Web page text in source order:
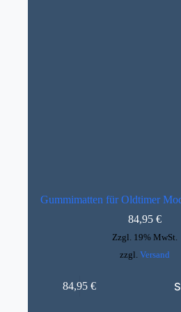
Gummimatten für Oldtimer
84,95€
Zzgl. 19% MwSt.
zzgl.Versand
84,95€